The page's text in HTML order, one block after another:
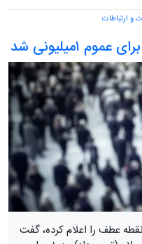
و ارتباطات
شد
عطف را اعلام کرده، گفت